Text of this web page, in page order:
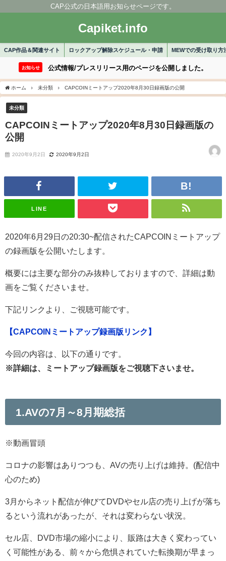
CAP公式の日本語用お知らせページです。
Capiket.info
CAP作品＆関連サイト ロックアップ解除スケジュール・申請 MEWでの受け取り方
お知らせ 公式情報/プレスリリース用のページを公開しました。
ホーム 未分類 CAPCOINミートアップ2020年8月30日録画版の公開
未分類
CAPCOINミートアップ2020年8月30日録画版の
公開
2020年9月2日 2020年9月2日
LINE
2020年6月29日の20:30~配信されたCAPCOINミートアップ
の録画版を公開いたします。
概要には主要な部分のみ抜粋しておりますので、詳細は動
画をご覧くださいませ。
下記リンクより、ご視聴可能です。
【CAPCOINミートアップ録画版リンク】
今回の内容は、以下の通りです。
※詳細は、ミートアップ録画版をご視聴下さいませ。
1.AVの7月～8月期総括
※動画冒頭
コロナの影響はありつつも、AVの売り上げは維持。(配信中
心のため)
3月からネット配信が伸びてDVDやセル店の売り上げが落ち
るという流れがあったが、それは変わらない状況。
セル店、DVD市場の縮小により、販路は大きく変わってい
く可能性がある、前々から危惧されていた転換期が早まっ